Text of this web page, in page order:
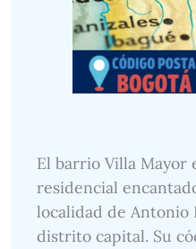
El barrio Villa Mayor
residencial
localidad de
distrito capital. Su